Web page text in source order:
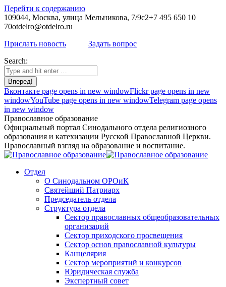
Перейти к содержанию
109044, Москва, улица Мельникова, 7/9с2+7 495 650 10
70otdelro@otdelro.ru
Прислать новость
Задать вопрос
Search:
Вконтакте page opens in new windowFlickr page opens in new
windowYouTube page opens in new windowTelegram page opens
in new window
Православное образование
Официальный портал Синодального отдела религиозного
образования и катехизации Русской Православной Церкви.
Православный взгляд на образование и воспитание.
Отдел
О Синодальном ОРОиК
Святейший Патриарх
Председатель отдела
Структура отдела
Сектор православных общеобразовательных
организаций
Сектор приходского просвещения
Сектор основ православной культуры
Канцелярия
Сектор мероприятий и конкурсов
Юридическая служба
Экспертный совет